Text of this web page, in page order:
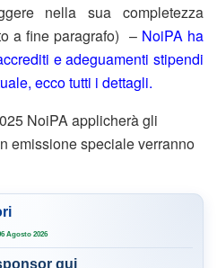
nella sua completezza
a fine paragrafo) – NoiPA ha
e adeguamenti stipendi
ecco tutti i dettagli.
NoiPA applicherà gli
emissione speciale verranno
Agosto 2026
qui